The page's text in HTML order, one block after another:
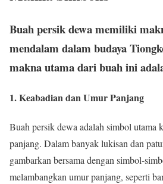
Buah persik dewa memiliki
mendalam dalam budaya
makna utama dari buah ini
1. Keabadian dan Umur Panjang
Buah persik dewa adalah simbol utama
panjang. Dalam banyak lukisan dan
gambarkan bersama dengan simbol-
melambangkan umur panjang, seperti